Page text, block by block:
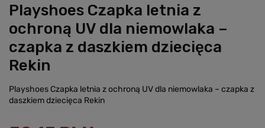
Playshoes Czapka letnia z
ochroną UV dla niemowlaka –
czapka z daszkiem dziecięca
Rekin
Playshoes Czapka letnia z ochroną UV dla niemowlaka – czapka z
daszkiem dziecięca Rekin